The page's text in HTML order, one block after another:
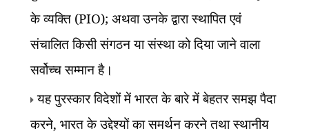
के व्यक्ति (PIO); अथवा उनके द्वारा स्थापित एवं
संचालित किसी संगठन या संस्था को दिया जाने वाला
सर्वोच्च सम्मान है।
यह पुरस्कार विदेशों में भारत के बारे में बेहतर समझ पैदा
करने, भारत के उद्देश्यों का समर्थन करने तथा स्थानीय